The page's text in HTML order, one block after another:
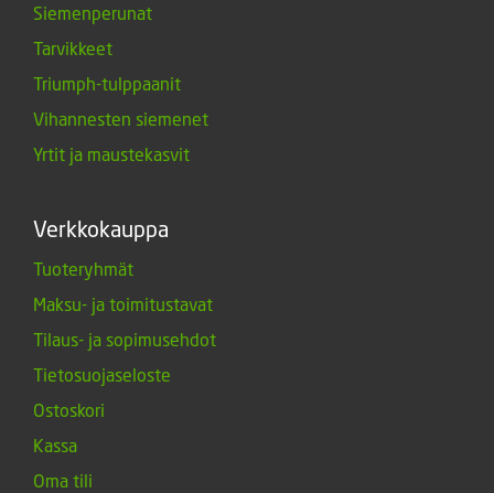
Siemenperunat
Tarvikkeet
Triumph-tulppaanit
Vihannesten siemenet
Yrtit ja maustekasvit
Verkkokauppa
Tuoteryhmät
Maksu- ja toimitustavat
Tilaus- ja sopimusehdot
Tietosuojaseloste
Ostoskori
Kassa
Oma tili